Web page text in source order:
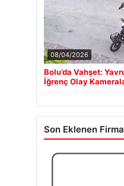
08/04/2026
Bolu’da Vahşet:
İğrenç Olay
Son Eklenen